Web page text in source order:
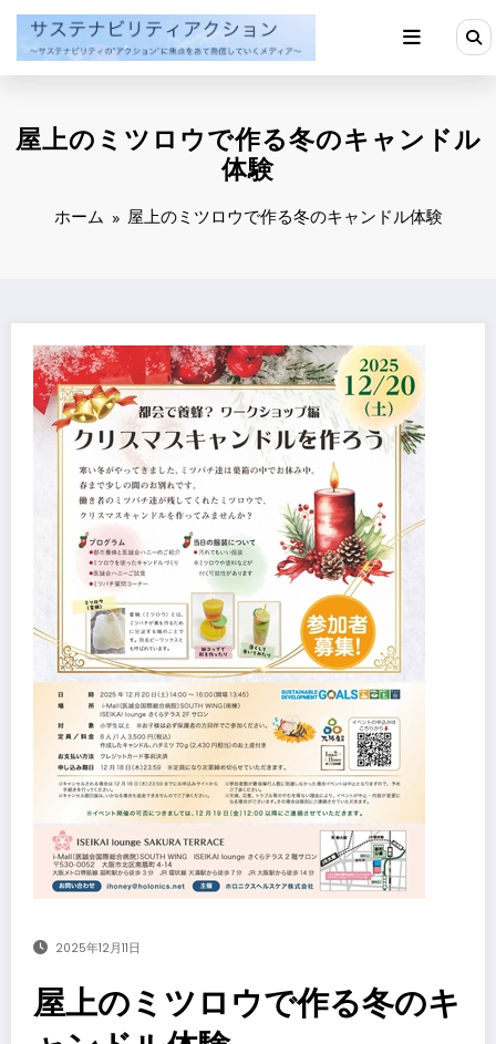
ン
屋上のミツロウで作る冬のキャンドル
体験
ホーム 屋上のミツロウで作る冬のキャンドル体験
2025年12月11日
屋上のミツロウで作る冬のキ